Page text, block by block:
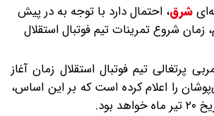
شرق، احتمال دارد با توجه به در پیش
زمان شروع تمرینات تیم فوتبال استقلال
پرتغالی تیم فوتبال استقلال زمان آغاز
را اعلام کرده است که بر این اساس،
بود.